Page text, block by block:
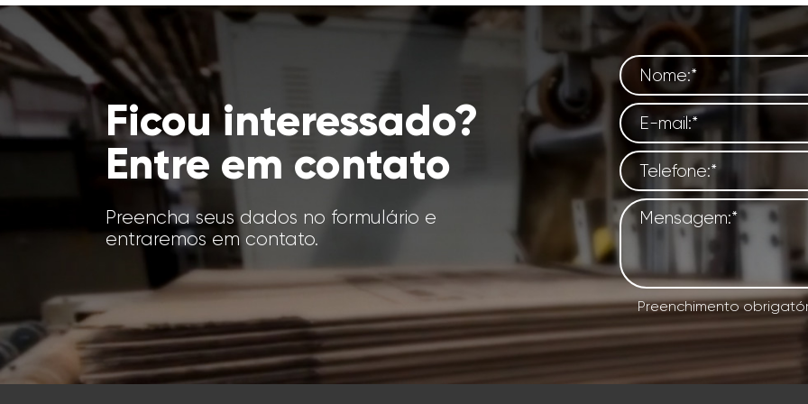
Ficou interessado?
Entre em contato
Preencha seus dados no formulário e
entraremos em contato.
Preenchimento